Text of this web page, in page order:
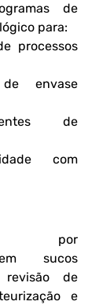
de
para:
processos
envase
de
com
sucos
de
e